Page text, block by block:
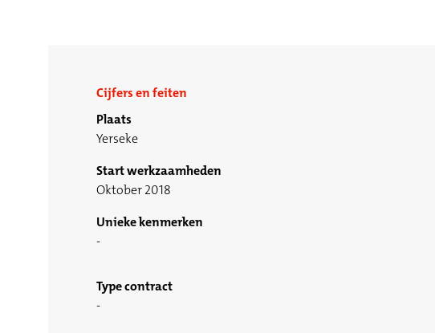
Cijfers en feiten
Plaats
Yerseke
Start werkzaamheden
Oktober 2018
Unieke kenmerken
Type contract